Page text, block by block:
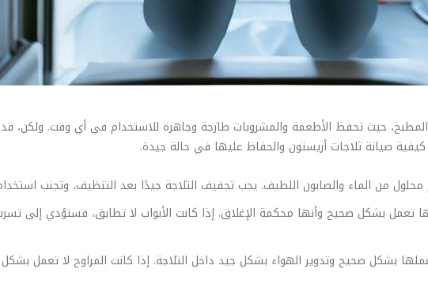
المطبخ، حيث تحفظ الأطعمة والمشروبات طازجة وجاهزة للاستخدام في أي وقت. ولكن،
صيانة ثلاجات أريستون والحفاظ عليها في حالة جيدة.
من الماء والصابون اللطيف. يجب تجفيف الثلاجة جيدًا بعد التنظيف، وتجنب
تعمل بشكل صحيح وأنها محكمة الإغلاق. إذا كانت الأبواب لا تطابق، فستؤدي إلى
بشكل صحيح وتدوير الهواء بشكل جيد داخل الثلاجة. إذا كانت المراوح لا تعمل